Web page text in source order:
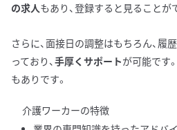
の求人もあり、登録すると見ることが
さらに、面接日の調整はもちろん、履
っており、 手厚くサポートが可能です
もありです。
介護ワーカーの特徴